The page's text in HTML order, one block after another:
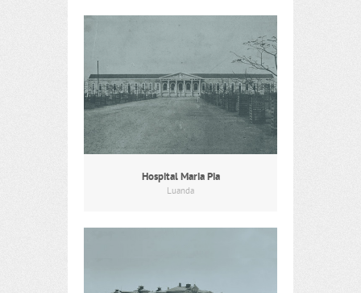
Hospital Maria Pia
Luanda